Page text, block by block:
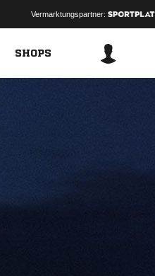
Vermarktungspartner:
SHOPS